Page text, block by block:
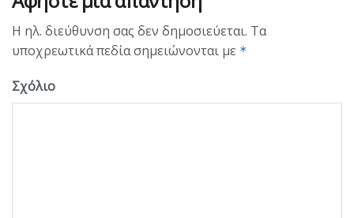
Η ηλ. διεύθυνση σας δεν δημοσιεύεται. Τα
υποχρεωτικά πεδία σημειώνονται με *
Σχόλιο